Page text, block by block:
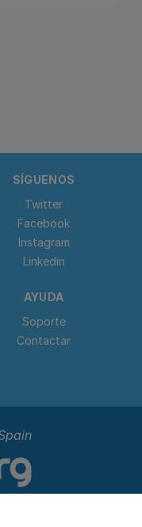
SÍGUENOS
Twitter
Facebook
Instagram
Linkedin
AYUDA
Soporte
Contactar